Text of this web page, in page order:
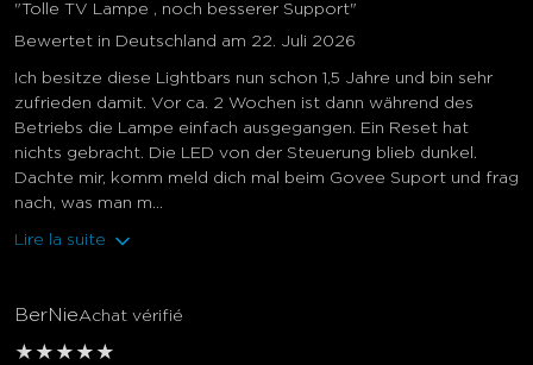
"Tolle TV Lampe , noch besserer Support"
Bewertet in Deutschland am 22. Juli 2026
Ich besitze diese Lightbars nun schon 1,5 Jahre und bin sehr
zufrieden damit. Vor ca. 2 Wochen ist dann während des
Betriebs die Lampe einfach ausgegangen. Ein Reset hat
nichts gebracht. Die LED von der Steuerung blieb dunkel.
Dachte mir, komm meld dich mal beim Govee Suport und frag
nach, was man m...
Lire la suite
BerNieAchat vérifié
★ ★ ★ ★ ★